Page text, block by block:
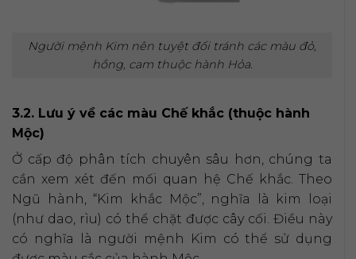
Người mệnh Kim nên tuyệt đối tránh các màu đỏ,
hồng, cam thuộc hành Hỏa.
3.2. Lưu ý về các màu Chế khắc (thuộc hành
Mộc)
Ở cấp độ phân tích chuyên sâu hơn, chúng ta
cần xem xét đến mối quan hệ Chế khắc. Theo
Ngũ hành, “Kim khắc Mộc”, nghĩa là kim loại
(như dao, rìu) có thể chặt được cây cối. Điều này
có nghĩa là người mệnh Kim có thể sử dụng